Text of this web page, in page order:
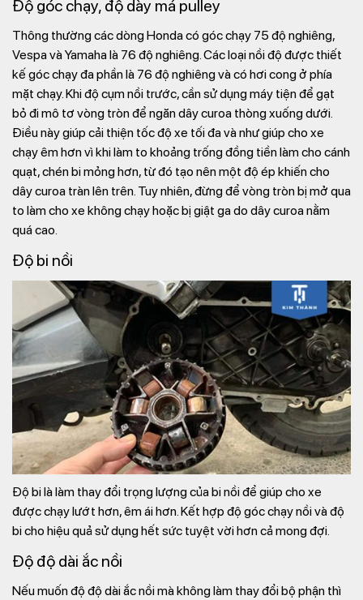
Độ góc chạy, độ dày má pulley
Thông thường các dòng Honda có góc chạy 75 độ nghiêng,
Vespa và Yamaha là 76 độ nghiêng. Các loại nồi độ được thiết
kế góc chạy đa phần là 76 độ nghiêng và có hơi cong ở phía
mặt chạy. Khi độ cụm nồi trước, cần sử dụng máy tiện để gạt
bỏ đi mô tơ vòng tròn để ngăn dây curoa thòng xuống dưới.
Điều này giúp cải thiện tốc độ xe tối đa và như giúp cho xe
chạy êm hơn vì khi làm to khoảng trống đồng tiền làm cho cánh
quạt, chén bi mỏng hơn, từ đó tạo nên một độ ép khiến cho
dây curoa tràn lên trên. Tuy nhiên, đừng để vòng tròn bị mở qua
to làm cho xe không chạy hoặc bị giật ga do dây curoa nằm
quá cao.
Độ bi nồi
Độ bi là làm thay đổi trọng lượng của bi nồi để giúp cho xe
được chạy lướt hơn, êm ái hơn. Kết hợp độ góc chạy nồi và độ
bi cho hiệu quả sử dụng hết sức tuyệt vời hơn cả mong đợi.
Độ độ dài ắc nồi
Nếu muốn độ độ dài ắc nồi mà không làm thay đổi bộ phận thì